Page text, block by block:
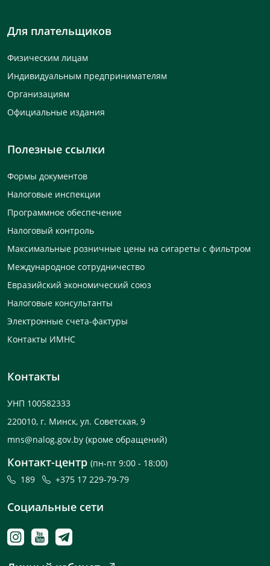
Для плательщиков
Физическим лицам
Индивидуальным предпринимателям
Организациям
Официальные издания
Полезные ссылки
Формы документов
Налоговые инспекции
Программное обеспечение
Налоговый контроль
Максимальные розничные цены на сигареты с фильтром
Международное сотрудничество
Евразийский экономический союз
Налоговые консультанты
Электронные счета-фактуры
Контакты ИМНС
Контакты
УНП 100582333
220010, г. Минск, ул. Советская, 9
mns@nalog.gov.by (кроме обращений)
Контакт-центр (пн-пт 9:00 - 18:00)
189
+375 17 229-79-79
Социальные сети